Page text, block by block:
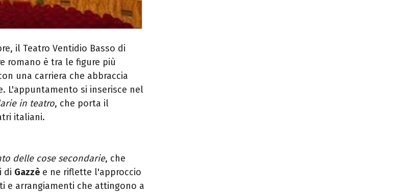
il Teatro Ventidio Basso di
romano è tra le figure più
una carriera che abbraccia
L'appuntamento si inserisce nel
in teatro, che porta il
italiani.
delle cose secondarie, che
di Gazzè e ne riflette l'approccio
e arrangiamenti che attingono a